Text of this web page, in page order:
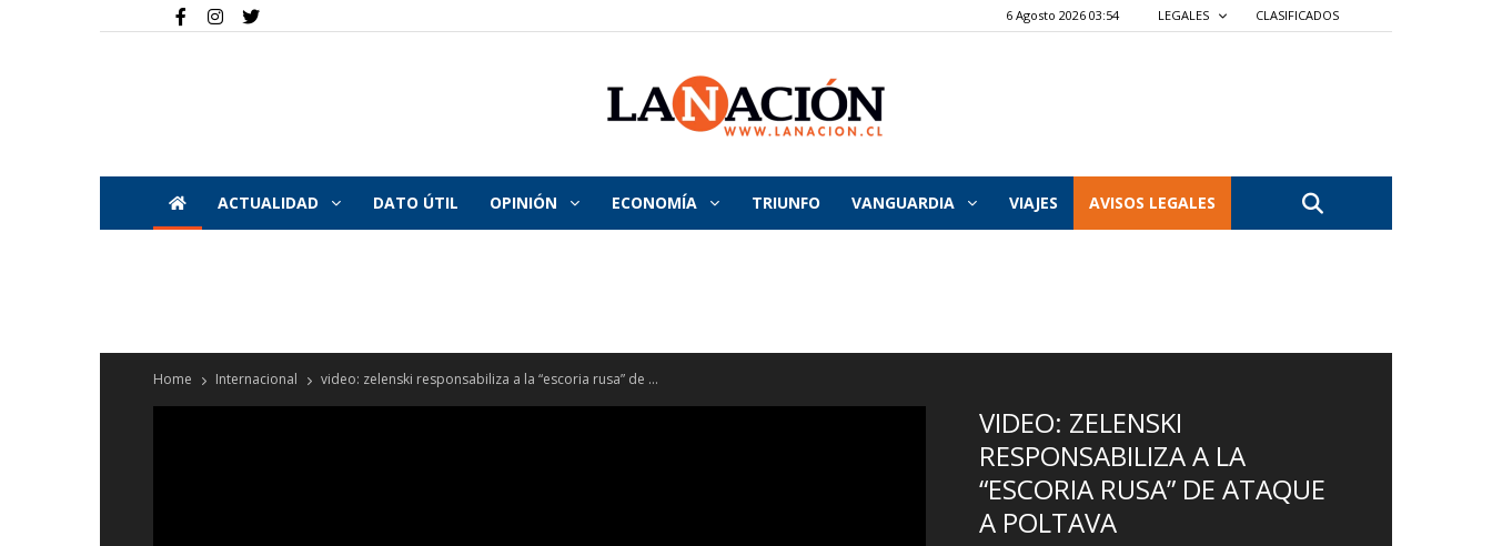
6 Agosto 2026 03:54 LEGALES CLASIFICADOS
La
Nación
ACTUALIDAD DATO ÚTIL OPINIÓN ECONOMÍA TRIUNFO VANGUARDIA VIAJES AVISOS LEGALES
Home Internacional video: zelenski responsabiliza a la “escoria rusa” de ...
VIDEO: ZELENSKI
RESPONSABILIZA A LA
“ESCORIA RUSA” DE ATAQUE
A POLTAVA